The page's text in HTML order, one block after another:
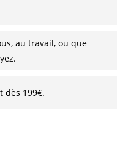
au travail, ou que
dès 199€.